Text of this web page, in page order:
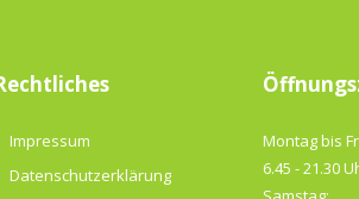
Impressum
Datenschutzerklärung
Montag bis
6.45 - 21.30